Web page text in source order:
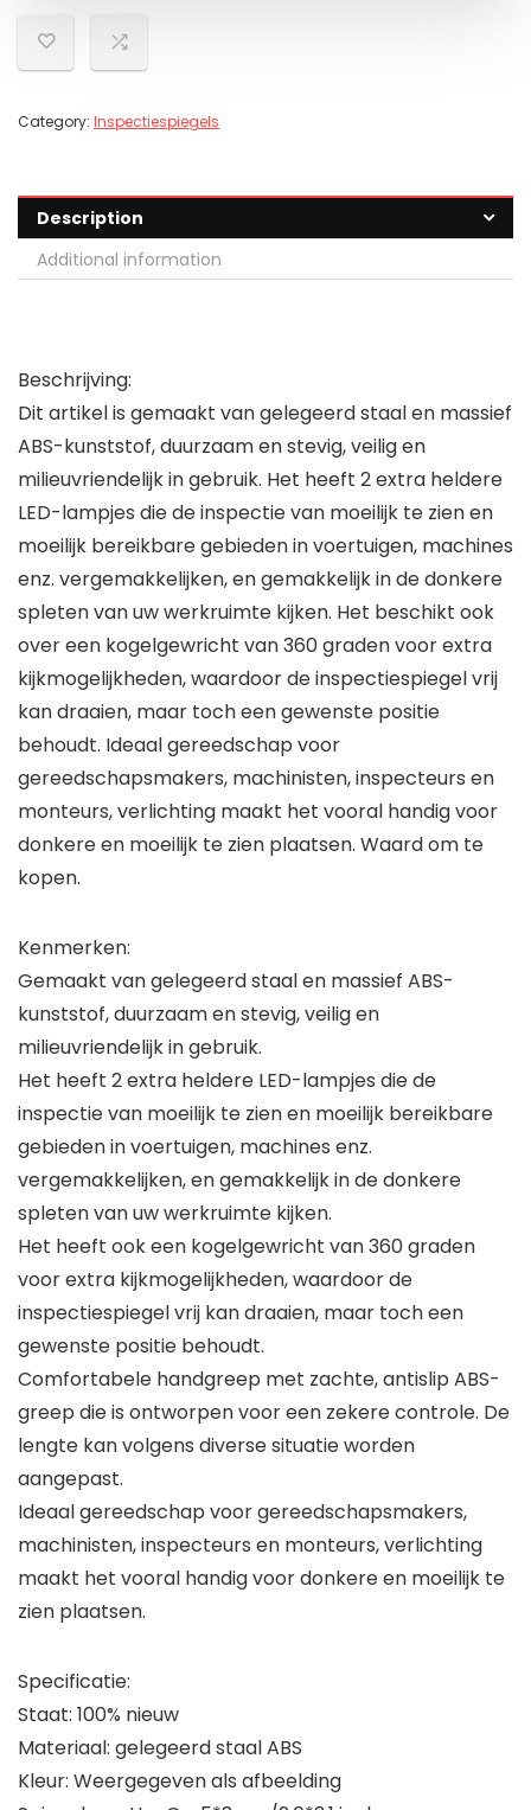
Category: Inspectiespiegels
Description
Additional information
Beschrijving:
Dit artikel is gemaakt van gelegeerd staal en massief
ABS-kunststof, duurzaam en stevig, veilig en
milieuvriendelijk in gebruik. Het heeft 2 extra heldere
LED-lampjes die de inspectie van moeilijk te zien en
moeilijk bereikbare gebieden in voertuigen, machines
enz. vergemakkelijken, en gemakkelijk in de donkere
spleten van uw werkruimte kijken. Het beschikt ook
over een kogelgewricht van 360 graden voor extra
kijkmogelijkheden, waardoor de inspectiespiegel vrij
kan draaien, maar toch een gewenste positie
behoudt. Ideaal gereedschap voor
gereedschapsmakers, machinisten, inspecteurs en
monteurs, verlichting maakt het vooral handig voor
donkere en moeilijk te zien plaatsen. Waard om te
kopen.
Kenmerken:
Gemaakt van gelegeerd staal en massief ABS-
kunststof, duurzaam en stevig, veilig en
milieuvriendelijk in gebruik.
Het heeft 2 extra heldere LED-lampjes die de
inspectie van moeilijk te zien en moeilijk bereikbare
gebieden in voertuigen, machines enz.
vergemakkelijken, en gemakkelijk in de donkere
spleten van uw werkruimte kijken.
Het heeft ook een kogelgewricht van 360 graden
voor extra kijkmogelijkheden, waardoor de
inspectiespiegel vrij kan draaien, maar toch een
gewenste positie behoudt.
Comfortabele handgreep met zachte, antislip ABS-
greep die is ontworpen voor een zekere controle. De
lengte kan volgens diverse situatie worden
aangepast.
Ideaal gereedschap voor gereedschapsmakers,
machinisten, inspecteurs en monteurs, verlichting
maakt het vooral handig voor donkere en moeilijk te
zien plaatsen.
Specificatie:
Staat: 100% nieuw
Materiaal: gelegeerd staal ABS
Kleur: Weergegeven als afbeelding